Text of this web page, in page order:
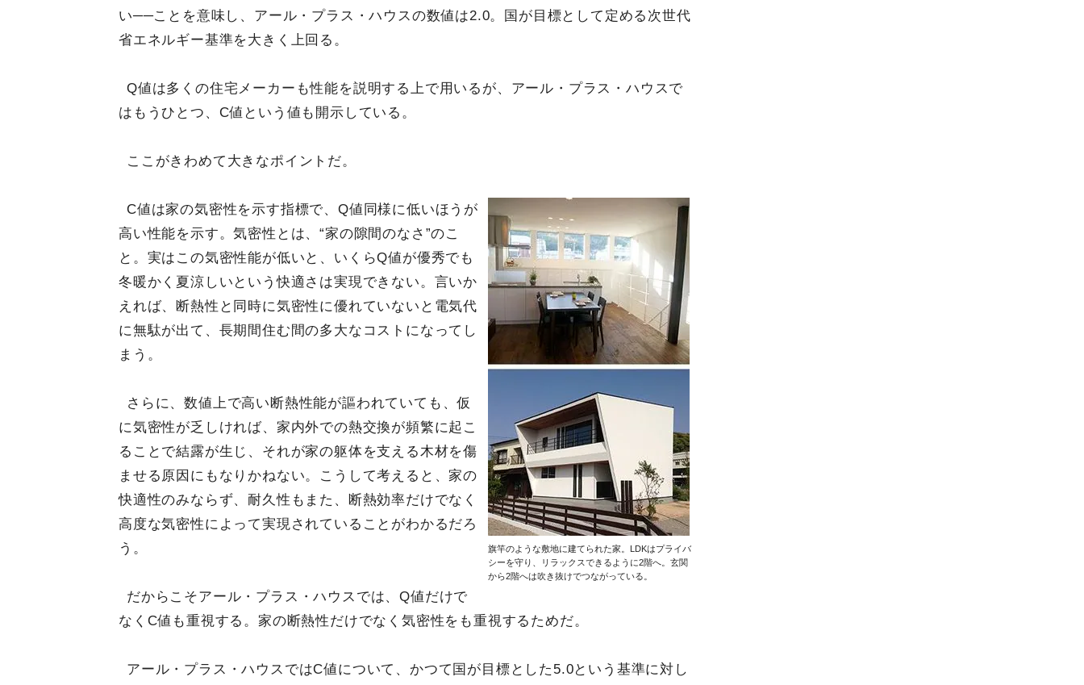
い──ことを意味し、アール・プラス・ハウスの数値は2.0。国が目標として定める次世代
省エネルギー基準を大きく上回る。
Q値は多くの住宅メーカーも性能を説明する上で用いるが、アール・プラス・ハウスで
はもうひとつ、C値という値も開示している。
ここがきわめて大きなポイントだ。
旗竿のような敷地に建てられた家。LDKはプライバ
シーを守り、リラックスできるように2階へ。玄関
から2階へは吹き抜けでつながっている。
C値は家の気密性を示す指標で、Q値同様に低いほうが
高い性能を示す。気密性とは、“家の隙間のなさ”のこ
と。実はこの気密性能が低いと、いくらQ値が優秀でも
冬暖かく夏涼しいという快適さは実現できない。言いか
えれば、断熱性と同時に気密性に優れていないと電気代
に無駄が出て、長期間住む間の多大なコストになってし
まう。
さらに、数値上で高い断熱性能が謳われていても、仮
に気密性が乏しければ、家内外での熱交換が頻繁に起こ
ることで結露が生じ、それが家の躯体を支える木材を傷
ませる原因にもなりかねない。こうして考えると、家の
快適性のみならず、耐久性もまた、断熱効率だけでなく
高度な気密性によって実現されていることがわかるだろ
う。
だからこそアール・プラス・ハウスでは、Q値だけで
なくC値も重視する。家の断熱性だけでなく気密性をも重視するためだ。
アール・プラス・ハウスではC値について、かつて国が目標とした5.0という基準に対し